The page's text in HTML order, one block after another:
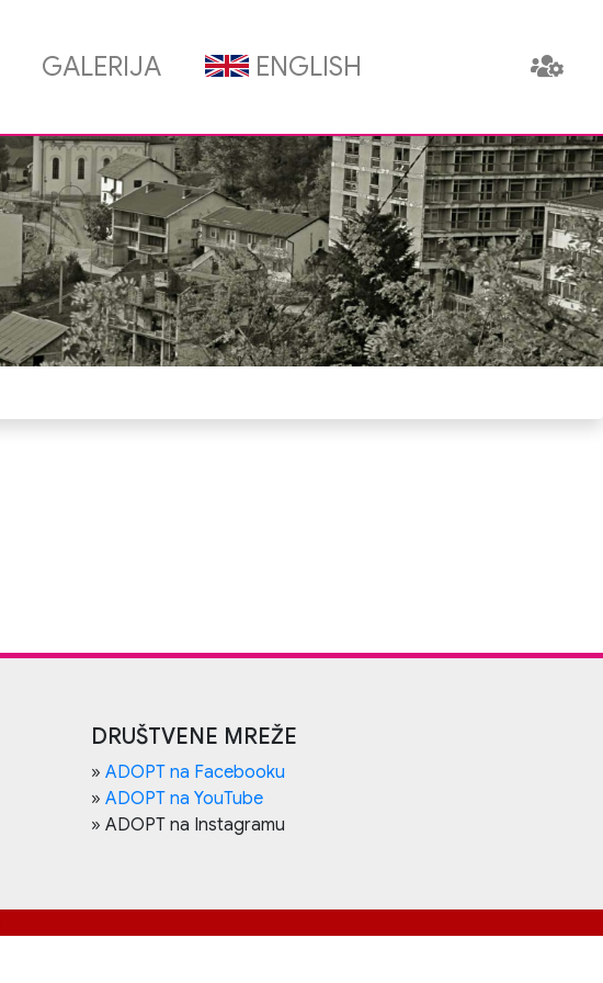
GALERIJA ENGLISH
DRUŠTVENE MREŽE
» ADOPT na Facebooku
» ADOPT na YouTube
» ADOPT na Instagramu